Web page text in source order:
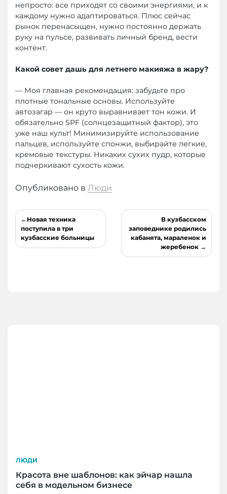
непросто: все приходят со своими энергиями, и к
каждому нужно адаптироваться. Плюс сейчас
рынок перенасыщен, нужно постоянно держать
руку на пульсе, развивать личный бренд, вести
контент.
Какой совет дашь для летнего макияжа в жару?
— Моя главная рекомендация: забудьте про
плотные тональные основы. Используйте
автозагар — он круто выравнивает тон кожи. И
обязательно SPF (солнцезащитный фактор), это
уже наш культ! Минимизируйте использование
пальцев, используйте спонжи, выбирайте легкие,
кремовые текстуры. Никаких сухих пудр, которые
подчеркивают сухость кожи.
Опубликовано в Люди
Навигация
по
записям
Новая техника
поступила в три
кузбасские больницы
В кузбасском
заповеднике родились
кабанята, мараленок и
жеребенок
ЛЮДИ
Красота вне шаблонов: как эйчар нашла
себя в модельном бизнесе